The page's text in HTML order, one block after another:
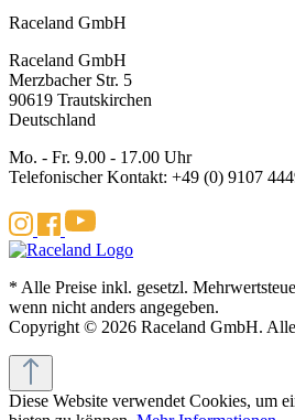
Raceland GmbH
Raceland GmbH
Merzbacher Str. 5
90619 Trautskirchen
Deutschland
Mo. - Fr. 9.00 - 17.00 Uhr
Telefonischer Kontakt: +49 (0) 9107
* Alle Preise inkl. gesetzl.
wenn nicht anders angegeben.
Copyright © 2026 Raceland GmbH.
Diese Website verwendet Cookies, um